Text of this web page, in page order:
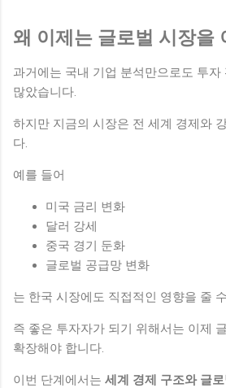
왜 이제는 글로벌 시장을
과거에는 국내 기업 분석만으로도 투
많았습니다.
하지만 지금의 시장은 전 세계 경제와
다.
예를 들어
미국 금리 변화
달러 강세
중국 경기 둔화
글로벌 공급망 변화
는 한국 시장에도 직접적인 영향을 줄
즉 좋은 투자자가 되기 위해서는 이제
확장해야 합니다.
이번 단계에서는 세계 경제 구조와 글